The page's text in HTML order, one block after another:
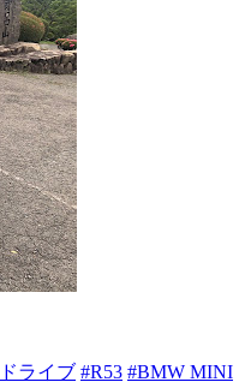
ライブ #R53 #BMW MINI